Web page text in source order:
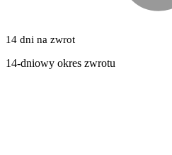
14 dni na zwrot
14-dniowy okres zwrotu